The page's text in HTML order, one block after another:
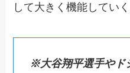
して大きく機能してい
※大谷翔平選手やド